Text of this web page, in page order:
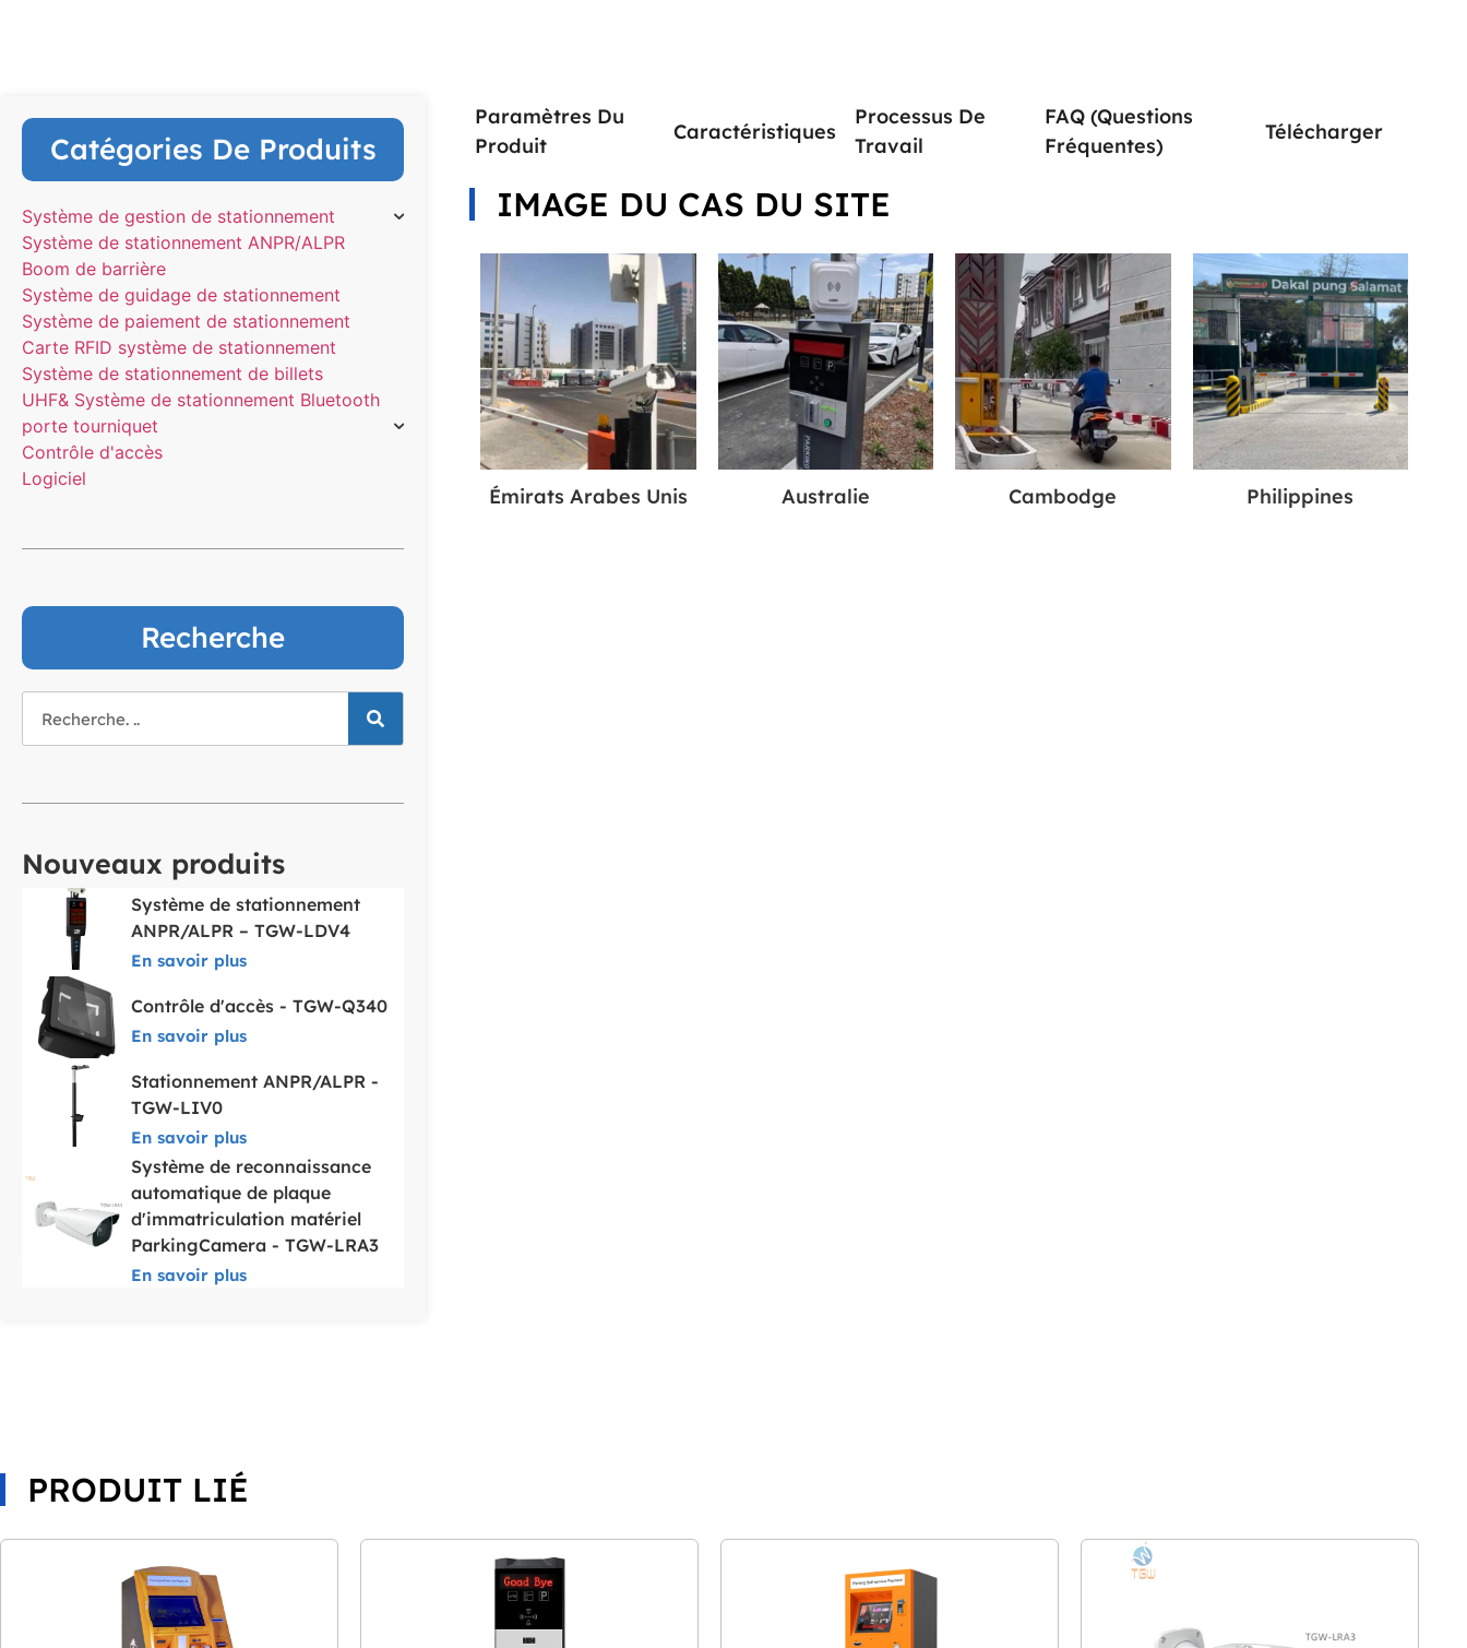
Catégories De Produits
Système de gestion de stationnement
Système de stationnement ANPR/ALPR
Boom de barrière
Système de guidage de stationnement
Système de paiement de stationnement
Carte RFID système de stationnement
Système de stationnement de billets
UHF& Système de stationnement Bluetooth
porte tourniquet
Contrôle d'accès
Logiciel
Recherche
Nouveaux produits
Système de stationnement
ANPR/ALPR – TGW-LDV4
En savoir plus
Contrôle d'accès - TGW-Q340
En savoir plus
Stationnement ANPR/ALPR -
TGW-LIV0
En savoir plus
Système de reconnaissance
automatique de plaque
d'immatriculation matériel
ParkingCamera - TGW-LRA3
En savoir plus
Paramètres Du
Produit
Caractéristiques
Processus De
Travail
FAQ (questions
Fréquentes)
Télécharger
IMAGE DU CAS DU SITE
Émirats Arabes Unis Australie Cambodge Philippines
PRODUIT LIÉ